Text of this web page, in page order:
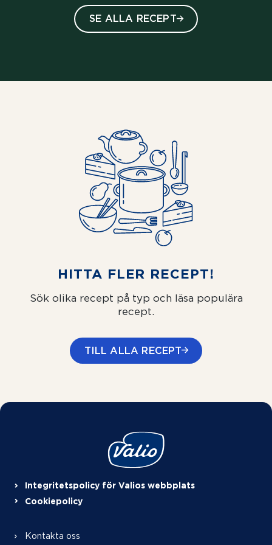
SE ALLA RECEPT
HITTA FLER RECEPT!
Sök olika recept på typ och läsa populära
recept.
TILL ALLA RECEPT
Integritetspolicy för Valios webbplats
Cookiepolicy
Kontakta oss